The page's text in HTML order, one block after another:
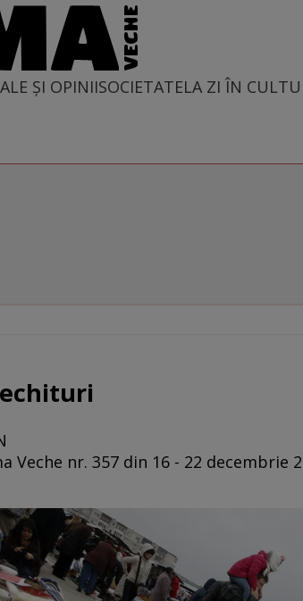
ȘI OPINIISOCIETATELA ZI ÎN
Veche nr. 357 din 16 - 22 decembrie